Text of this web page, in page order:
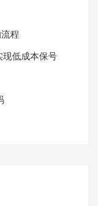
程
现低成本保号